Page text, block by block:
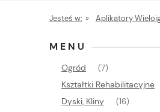
Jesteś w: » Aplikatory
MENU
Ogród (7)
Kształtki Rehabilitacyjne
Dyski, Kliny (16)